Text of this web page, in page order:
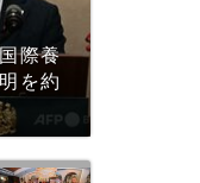
際養
を約